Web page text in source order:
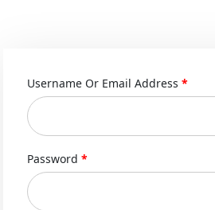
Username Or Email Address *
Password *